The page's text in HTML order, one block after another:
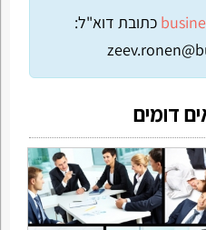
כתובת דוא"ל:
דומים